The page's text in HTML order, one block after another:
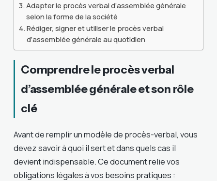
Adapter le procès verbal d’assemblée générale
selon la forme de la société
Rédiger, signer et utiliser le procès verbal
d’assemblée générale au quotidien
Comprendre le procès verbal
d’assemblée générale et son rôle
clé
Avant de remplir un modèle de procès-verbal, vous
devez savoir à quoi il sert et dans quels cas il
devient indispensable. Ce document relie vos
obligations légales à vos besoins pratiques :